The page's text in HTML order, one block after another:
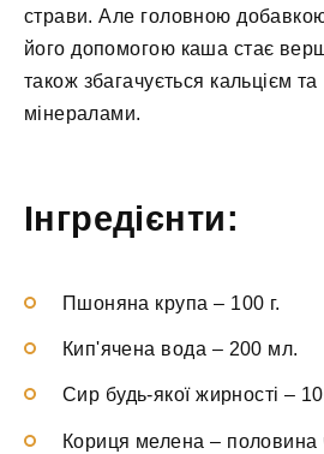
страви. Але головною
його допомогою каша стає
також збагачується кальцієм
мінералами.
Інгредієнти:
Пшоняна крупа – 100 г.
Кип'ячена вода – 200 мл.
Сир будь-якої жирності –
Кориця мелена – половина